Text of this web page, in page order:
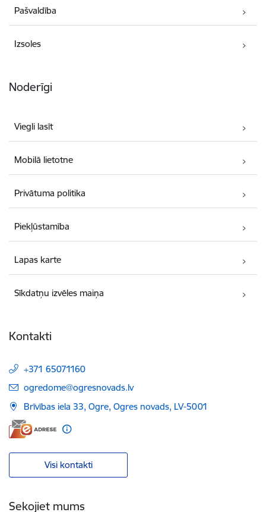
Pašvaldība
Izsoles
Noderīgi
Viegli lasīt
Mobilā lietotne
Privātuma politika
Piekļūstamība
Lapas karte
Sīkdatņu izvēles maiņa
Kontakti
+371 65071160
E-pasts:
ogredome@ogresnovads.lv
Brīvības iela 33, Ogre, Ogres novads, LV-5001
Visi kontakti
Sekojiet mums